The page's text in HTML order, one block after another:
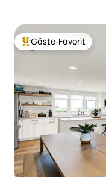
Beliebter Gäste-
Gäste-Favorit